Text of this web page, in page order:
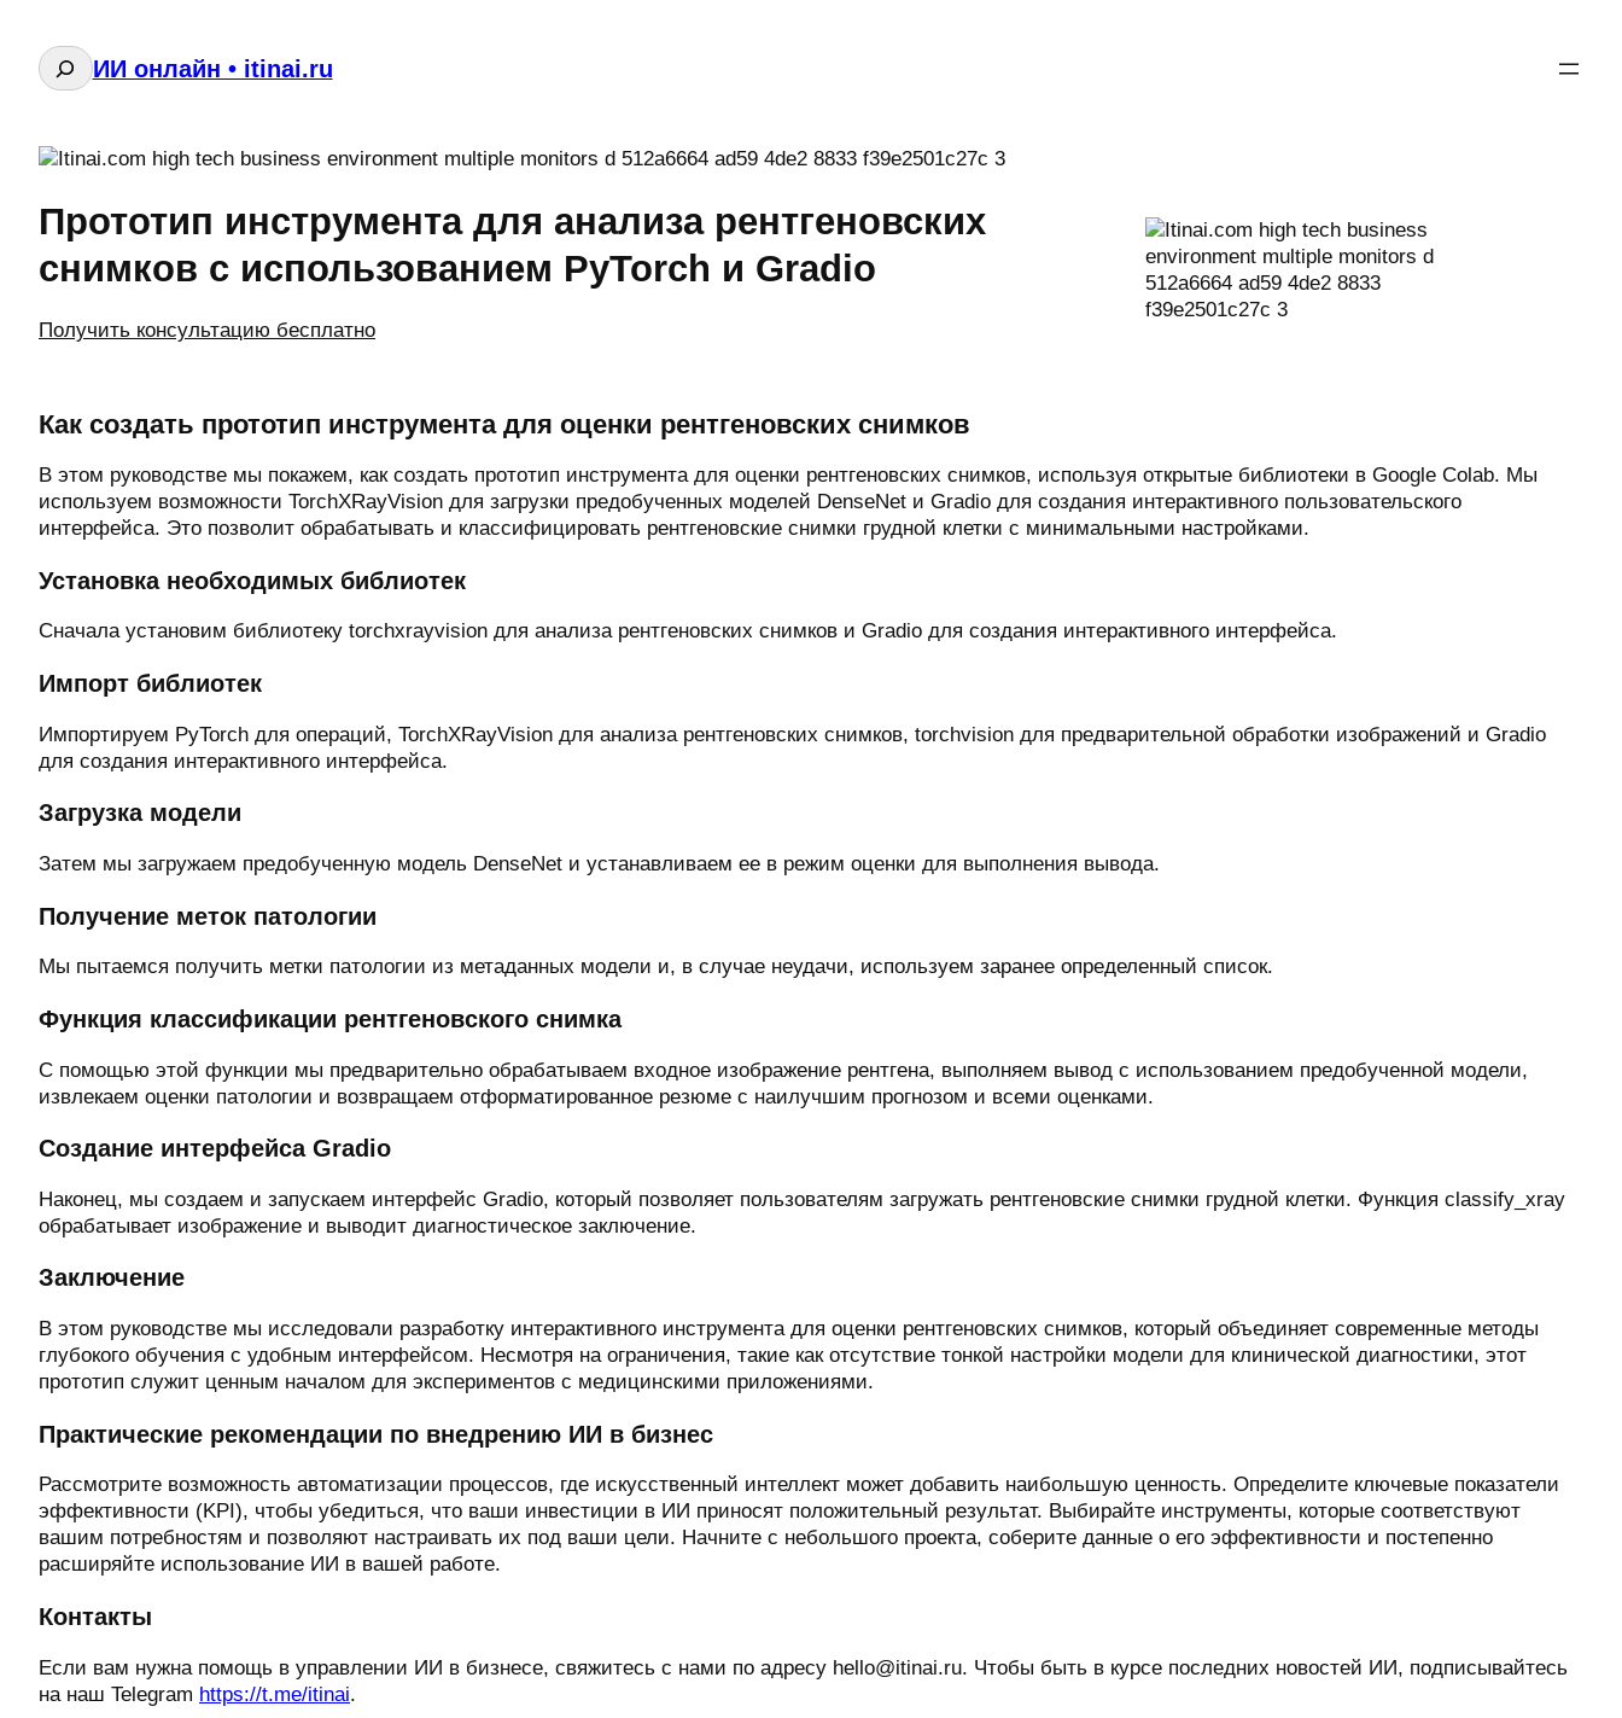
ПоискИИ онлайн • itinai.ru
Прототип инструмента для анализа рентгеновских
снимков с использованием PyTorch и Gradio
Получить консультацию бесплатно
Как создать прототип инструмента для оценки рентгеновских снимков
В этом руководстве мы покажем, как создать прототип инструмента для оценки рентгеновских снимков, используя открытые библиотеки в Google Colab. Мы
используем возможности TorchXRayVision для загрузки предобученных моделей DenseNet и Gradio для создания интерактивного пользовательского
интерфейса. Это позволит обрабатывать и классифицировать рентгеновские снимки грудной клетки с минимальными настройками.
Установка необходимых библиотек
Сначала установим библиотеку torchxrayvision для анализа рентгеновских снимков и Gradio для создания интерактивного интерфейса.
Импорт библиотек
Импортируем PyTorch для операций, TorchXRayVision для анализа рентгеновских снимков, torchvision для предварительной обработки изображений и Gradio
для создания интерактивного интерфейса.
Загрузка модели
Затем мы загружаем предобученную модель DenseNet и устанавливаем ее в режим оценки для выполнения вывода.
Получение меток патологии
Мы пытаемся получить метки патологии из метаданных модели и, в случае неудачи, используем заранее определенный список.
Функция классификации рентгеновского снимка
С помощью этой функции мы предварительно обрабатываем входное изображение рентгена, выполняем вывод с использованием предобученной модели,
извлекаем оценки патологии и возвращаем отформатированное резюме с наилучшим прогнозом и всеми оценками.
Создание интерфейса Gradio
Наконец, мы создаем и запускаем интерфейс Gradio, который позволяет пользователям загружать рентгеновские снимки грудной клетки. Функция classify_xray
обрабатывает изображение и выводит диагностическое заключение.
Заключение
В этом руководстве мы исследовали разработку интерактивного инструмента для оценки рентгеновских снимков, который объединяет современные методы
глубокого обучения с удобным интерфейсом. Несмотря на ограничения, такие как отсутствие тонкой настройки модели для клинической диагностики, этот
прототип служит ценным началом для экспериментов с медицинскими приложениями.
Практические рекомендации по внедрению ИИ в бизнес
Рассмотрите возможность автоматизации процессов, где искусственный интеллект может добавить наибольшую ценность. Определите ключевые показатели
эффективности (KPI), чтобы убедиться, что ваши инвестиции в ИИ приносят положительный результат. Выбирайте инструменты, которые соответствуют
вашим потребностям и позволяют настраивать их под ваши цели. Начните с небольшого проекта, соберите данные о его эффективности и постепенно
расширяйте использование ИИ в вашей работе.
Контакты
Если вам нужна помощь в управлении ИИ в бизнесе, свяжитесь с нами по адресу hello@itinai.ru. Чтобы быть в курсе последних новостей ИИ, подписывайтесь
на наш Telegram https://t.me/itinai.